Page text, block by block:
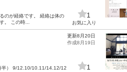
のが経絡です。 経絡は体の
。 この時...
1
お気に入り
半） 9/12.10/10.11/14.12/12
更新8月20日
作成8月19日
1